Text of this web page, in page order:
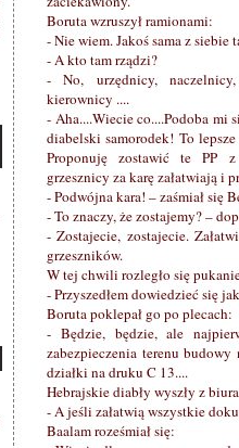
Boruta wzruszył ramionami:
- Nie wiem. Jakoś sama z
- A kto tam rządzi?
- No, urzędnicy,
kierownicy ....
- Aha....Wiecie co....Podoba mi
diabelski samorodek! To
Proponuję zostawić te PP z
grzesznicy za karę załatwiają i
- Podwójna kara! – zaśmiał się
- To znaczy, że zostajemy? –
- Zostajecie, zostajecie.
grzeszników.
W tej chwili rozległo się
- Przyszedłem dowiedzieć się
Boruta poklepał go po plecach:
- Będzie, będzie, ale
zabezpieczenia terenu
działki na druku C 13....
Hebrajskie diabły wyszły z
- A jeśli załatwią wszystkie
Baalam roześmiał się: